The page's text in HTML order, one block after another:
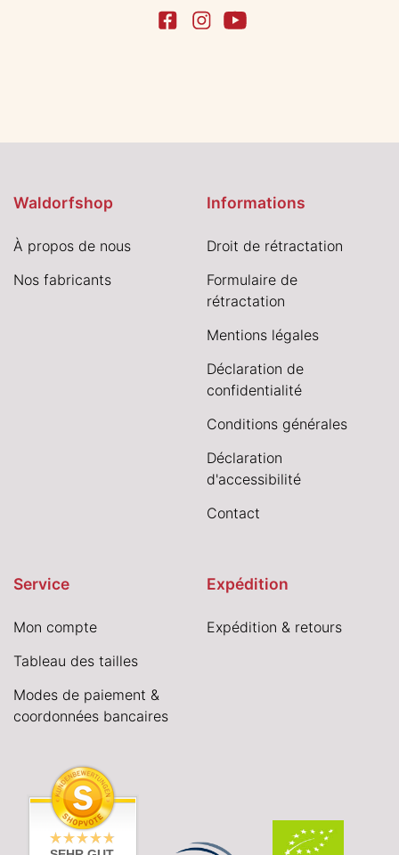
Waldorfshop
À propos de nous
Nos fabricants
Informations
Droit de rétractation
Formulaire de
rétractation
Mentions légales
Déclaration de
confidentialité
Conditions générales
Déclaration
d'accessibilité
Contact
Service
Mon compte
Tableau des tailles
Modes de paiement &
coordonnées bancaires
Expédition
Expédition & retours